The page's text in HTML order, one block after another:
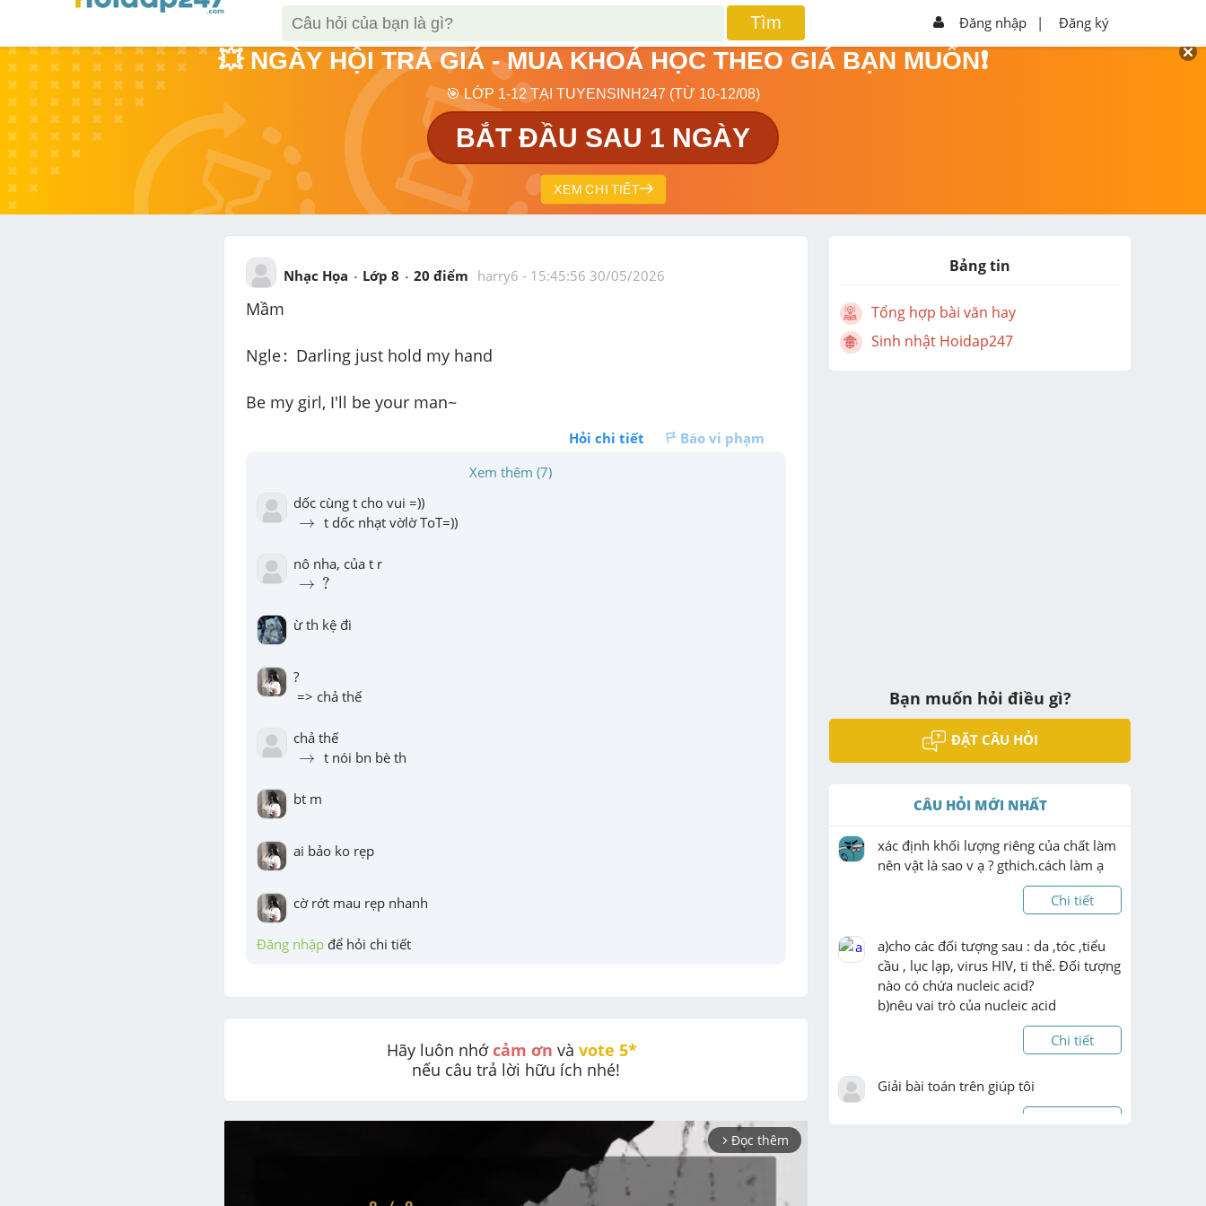
Tìm Đăng nhập | Đăng ký
💥 NGÀY HỘI TRẢ GIÁ - MUA KHOÁ HỌC THEO GIÁ BẠN MUỐN❗
🎯 LỚP 1-12 TẠI TUYENSINH247 (TỪ 10-12/08)
BẮT ĐẦU SAU 1 NGÀY
XEM CHI TIẾT
Nhạc Họa Lớp 8 20 điểm harry6 - 15:45:56 30/05/2026
Mầm
Ngle:
: Darling just hold my hand
Be my girl, I'll be your man~
Hỏi chi tiết
Báo vi phạm
Xem thêm (7)
→
→ t dốc nhạt vờlờ ToT=))
→
→ ?
?
ừ th kệ đi
?
=> chả thế
→
→ t nói bn bè th
bt m
ai bảo ko rẹp
cờ rớt mau rẹp nhanh
Đăng nhập để hỏi chi tiết
Hãy luôn nhớ cảm ơn và vote 5*
nếu câu trả lời hữu ích nhé!
arrow_forward_ios Đọc thêm
Bảng tin
Tổng hợp bài văn hay
Sinh nhật Hoidap247
Bạn muốn hỏi điều gì?
ĐẶT CÂU HỎI
CÂU HỎI MỚI NHẤT
xác định khối lượng riêng của chất làm
nên vật là sao v ạ ? gthich.cách làm ạ
Chi tiết
a)cho các đối tượng sau : da ,tóc ,tiểu
cầu , lục lạp, virus HIV, ti thể. Đối tượng
nào có chứa nucleic acid?
b)nêu vai trò của nucleic acid
Chi tiết
Giải bài toán trên giúp tôi